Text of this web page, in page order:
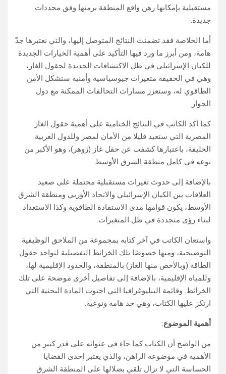
مستقبلية بإمكانها رهن واقع المنطقة برمتها وفق محددات
جديدة.
أما الخلاصة فقد تضمنت النتائج المتوصل إليها، والتي نعتبرها جدّ
هامة، ومن أبرز ما ورد فيها التأكيد على أهمية الخيارات الجديدة
للكيان الإسرائيلي في ظل الاكتشافات الجديدة لحقول الغاز،
وهي في الحقيقة متغيرات جيوسياسية وأمنية ستشكل الأمن
الطاقوي له، وستعزز مسارات التحالفات الممكنة مع دول
الجوار.
كما أكد الكاتب في النتائج الختامية على أهمية حقول الغاز
المصرية التي ستعيد قليلا من الأمان لمصر وللدول العربية
الحليفة، باعتبارها كشفت عن حقل غاز (زوهر)، وهو الأكبر من
نوعه في كامل منطقة الشرق الأوسط.
بالإضافة إلى حدوث تغيرات مستقبلية محتملة على صعيد
العلاقات بين الكيان الإسرائيلي والاتحاد الأوربي ومنطقة الشرق
الأوسط، يكون قوامها مدى الاستفادة الطاقوية وكذا الاستعداد
لبناء رؤى متجددة في ظل المتغيرات.
واستعان الكاتب في آخر كتابه بمجموعة من الملاحق الوظيفية
التوضيحية، ومنها خصوصًا تلك الخرائط التفصيلية لتواجد حقول
الطاقة (وبالأخص منها الغاز) بالمنطقة، والحدود الإقليمية لها،
وللمياه الإقليمية، بالإضافة إلى تفاصيل أخرى موضحة على تلك
الخرائط. وقائمة الببليوغرافيا التي احتوت المادة البحثية التي
ارتكز عليها الكتاب، وهي جد هامة ونوعية.
أهمية الموضوع:
من الواضح أن الكتاب كما جاء في عنوانه على قدر كبير من
الأهمية في موضوعه الراهن، والذي يعتبر إحدى القضايا
الحساسة التي لا تزال تلقي بضلالها على المنطقة الشرق